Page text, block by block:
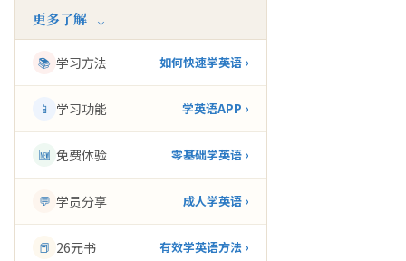
更多了解 ↓
📚 学习方法 如何快速学英语 ›
📱 学习功能 学英语APP ›
🆕 免费体验 零基础学英语 ›
💬 学员分享 成人学英语 ›
📕 26元书 有效学英语方法 ›